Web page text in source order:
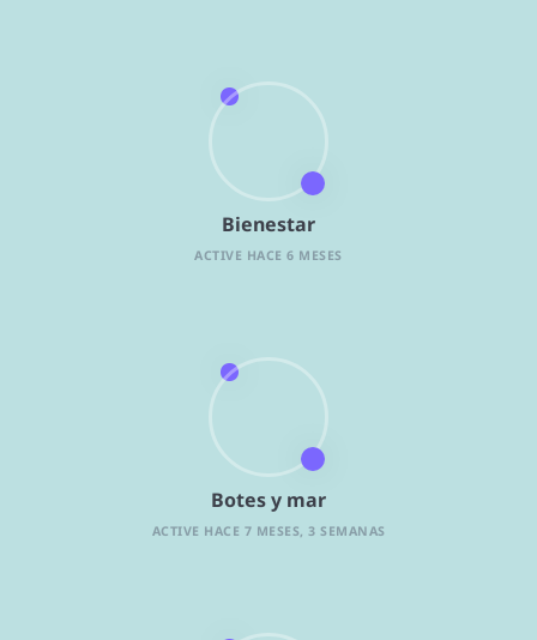
Bienestar
ACTIVE HACE 6 MESES
Botes y mar
ACTIVE HACE 7 MESES, 3 SEMANAS